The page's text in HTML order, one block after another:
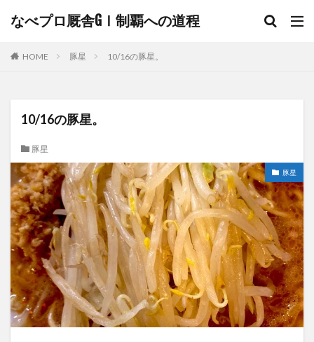
なべプロ厩舎GⅠ制覇への道程
HOME 豚星 10/16の豚星。
10/16の豚星。
豚星
豚星